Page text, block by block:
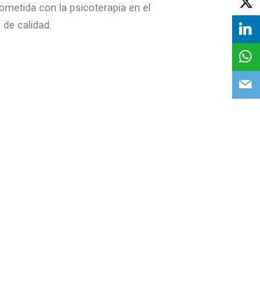
con la psicoterapia en el
calidad.